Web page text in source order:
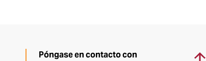
Póngase en contacto con